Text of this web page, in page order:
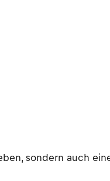
sondern auch